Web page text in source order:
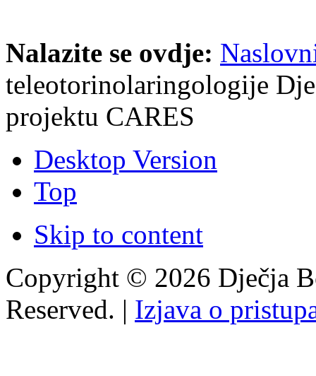
Nalazite se ovdje:
teleotorinolaringologije
projektu CARES
Desktop Version
Top
Skip to content
Copyright © 2026 Dječja
Reserved. | Izjava o